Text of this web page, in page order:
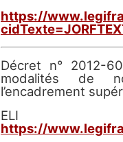
https://
Décret n° 2012-
modalités de
l’encadrement
https://